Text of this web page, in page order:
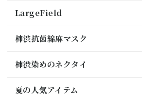
LargeField
柿渋抗菌綿麻マスク
柿渋染めのネクタイ
夏の人気アイテム